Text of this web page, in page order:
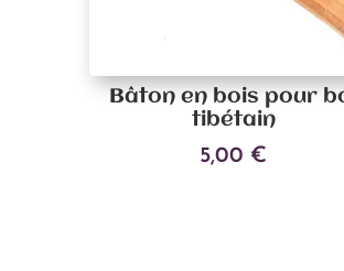
Bâton en bois pour
tibétain
5,00 €